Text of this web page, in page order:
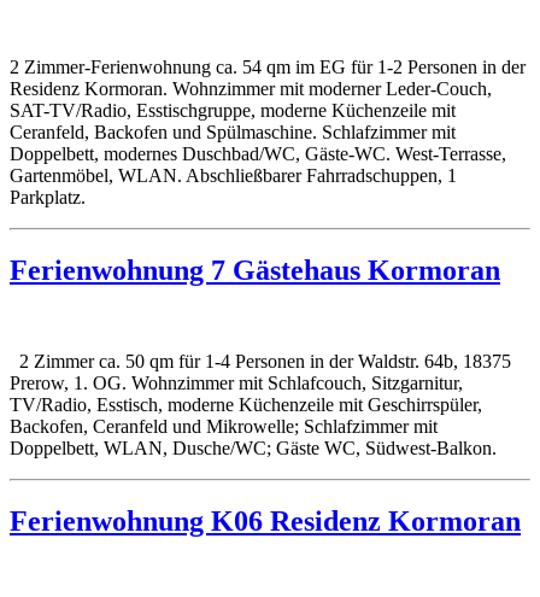
2 Zimmer-Ferienwohnung ca. 54 qm im EG für 1-2 Personen in der
Residenz Kormoran. Wohnzimmer mit moderner Leder-Couch,
SAT-TV/Radio, Esstischgruppe, moderne Küchenzeile mit
Ceranfeld, Backofen und Spülmaschine. Schlafzimmer mit
Doppelbett, modernes Duschbad/WC, Gäste-WC. West-Terrasse,
Gartenmöbel, WLAN. Abschließbarer Fahrradschuppen, 1
Parkplatz.
Ferienwohnung 7 Gästehaus Kormoran
2 Zimmer ca. 50 qm für 1-4 Personen in der Waldstr. 64b, 18375
Prerow, 1. OG. Wohnzimmer mit Schlafcouch, Sitzgarnitur,
TV/Radio, Esstisch, moderne Küchenzeile mit Geschirrspüler,
Backofen, Ceranfeld und Mikrowelle; Schlafzimmer mit
Doppelbett, WLAN, Dusche/WC; Gäste WC, Südwest-Balkon.
Ferienwohnung K06 Residenz Kormoran